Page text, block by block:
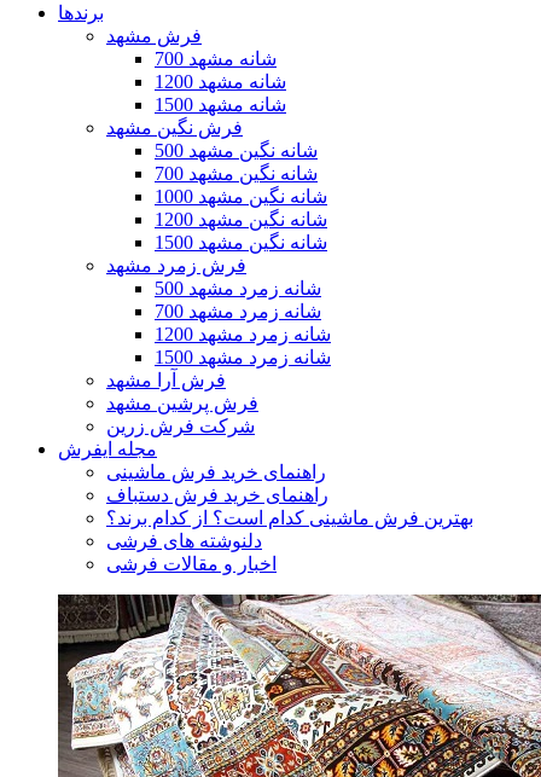
برندها
فرش مشهد
700 شانه مشهد
1200 شانه مشهد
1500 شانه مشهد
فرش نگین مشهد
500 شانه نگین مشهد
700 شانه نگین مشهد
1000 شانه نگین مشهد
1200 شانه نگین مشهد
1500 شانه نگین مشهد
فرش زمرد مشهد
500 شانه زمرد مشهد
700 شانه زمرد مشهد
1200 شانه زمرد مشهد
1500 شانه زمرد مشهد
فرش آرا مشهد
فرش پرشین مشهد
شرکت فرش زرین
مجله ایفرش
راهنمای خرید فرش ماشینی
راهنمای خرید فرش دستباف
بهترین فرش ماشینی کدام است؟ از کدام برند؟
دلنوشته های فرشی
اخبار و مقالات فرشی